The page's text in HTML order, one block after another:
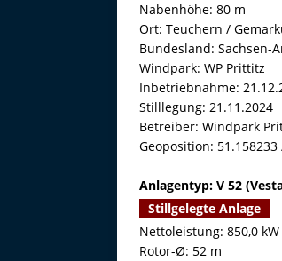
Nabenhöhe: 80 m
Ort: Teuchern /
Bundesland: Sachsen-
Windpark: WP Prittitz
Inbetriebnahme:
Stilllegung: 21.11.2024
Betreiber: Windpark
Geoposition: 51.158233
Anlagentyp: V 52
Stillgelegte Anlage
Nettoleistung: 850,0 kW
Rotor-Ø: 52 m